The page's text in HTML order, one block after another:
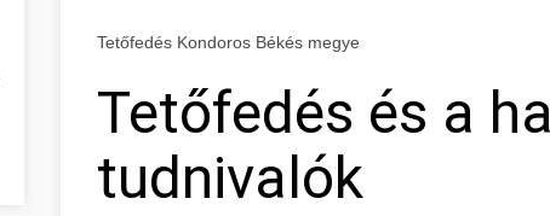
Tetőfedés Kondoros Békés megye
Tetőfedés és a
tudnivalók